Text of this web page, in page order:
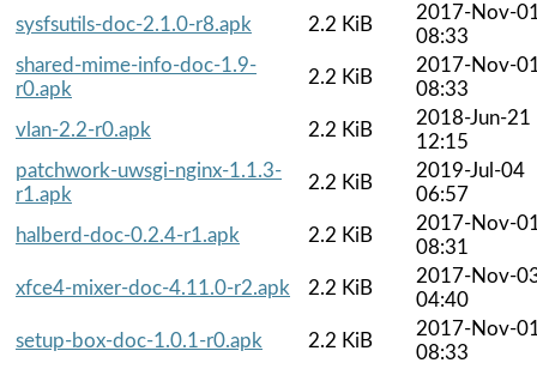
sysfsutils-doc-2.1.0-r8.apk
2.2 KiB
2017-Nov-
08:33
shared-mime-info-doc-1.9-
r0.apk
2.2 KiB
2017-Nov-
08:33
vlan-2.2-r0.apk
2.2 KiB
2018-Jun-21
12:15
patchwork-uwsgi-nginx-1.1.3-
r1.apk
2.2 KiB
2019-Jul-04
06:57
halberd-doc-0.2.4-r1.apk
2.2 KiB
2017-Nov-
08:31
xfce4-mixer-doc-4.11.0-r2.apk
2.2 KiB
2017-Nov-
04:40
setup-box-doc-1.0.1-r0.apk
2.2 KiB
2017-Nov-
08:33